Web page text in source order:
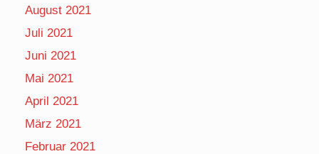
August 2021
Juli 2021
Juni 2021
Mai 2021
April 2021
März 2021
Februar 2021